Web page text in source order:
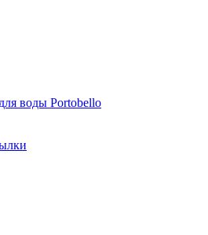
воды Portobello